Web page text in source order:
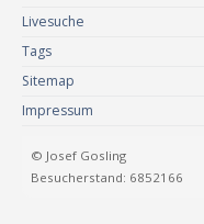
Livesuche
Tags
Sitemap
Impressum
© Josef Gosling
Besucherstand: 6852166